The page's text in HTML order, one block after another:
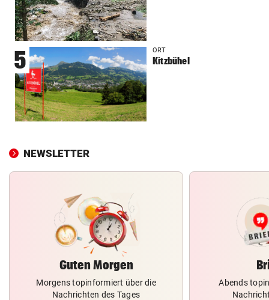
5 ORT
Kitzbühel
NEWSLETTER
Guten Morgen
Morgens topinformiert über die
Nachrichten des Tages
Abends